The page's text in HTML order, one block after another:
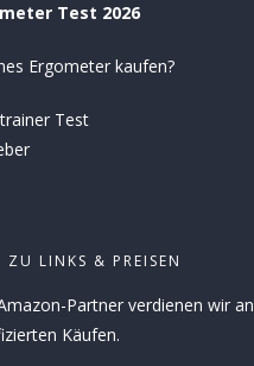
Test 2026
Ergometer kaufen?
Test
ZU LINKS & PREISEN
Partner verdienen wir an
Käufen.